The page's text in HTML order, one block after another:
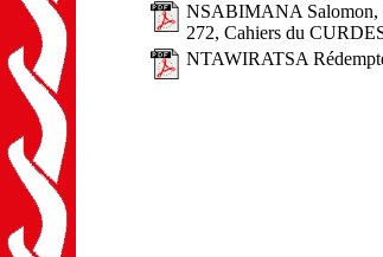
NSABIMANA Salomon,
272, Cahiers du
NTAWIRATSA